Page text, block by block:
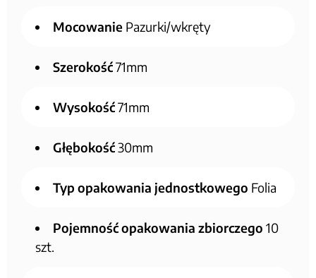
Mocowanie Pazurki/wkręty
Szerokość71mm
Wysokość71mm
Głębokość30mm
Typ opakowania jednostkowego Folia
Pojemność opakowania zbiorczego 10
szt.